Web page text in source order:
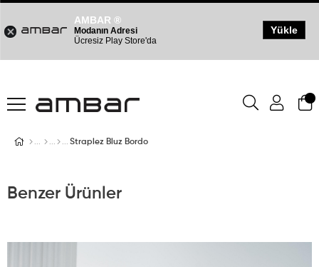
Straplez Bluz Bordo
Benzer Ürünler
AMBAR ®
Modanın Adresi
Ücresiz Play Store'da
Yükle